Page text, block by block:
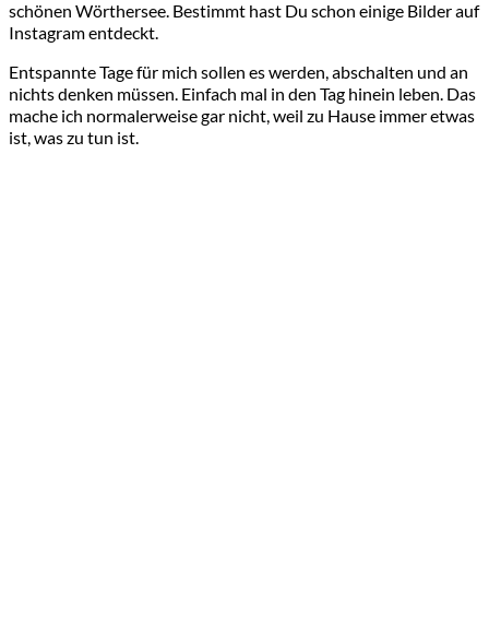
schönen Wörthersee. Bestimmt hast Du schon einige Bilder auf
Instagram entdeckt.
Entspannte Tage für mich sollen es werden, abschalten und an
nichts denken müssen. Einfach mal in den Tag hinein leben. Das
mache ich normalerweise gar nicht, weil zu Hause immer etwas
ist, was zu tun ist.